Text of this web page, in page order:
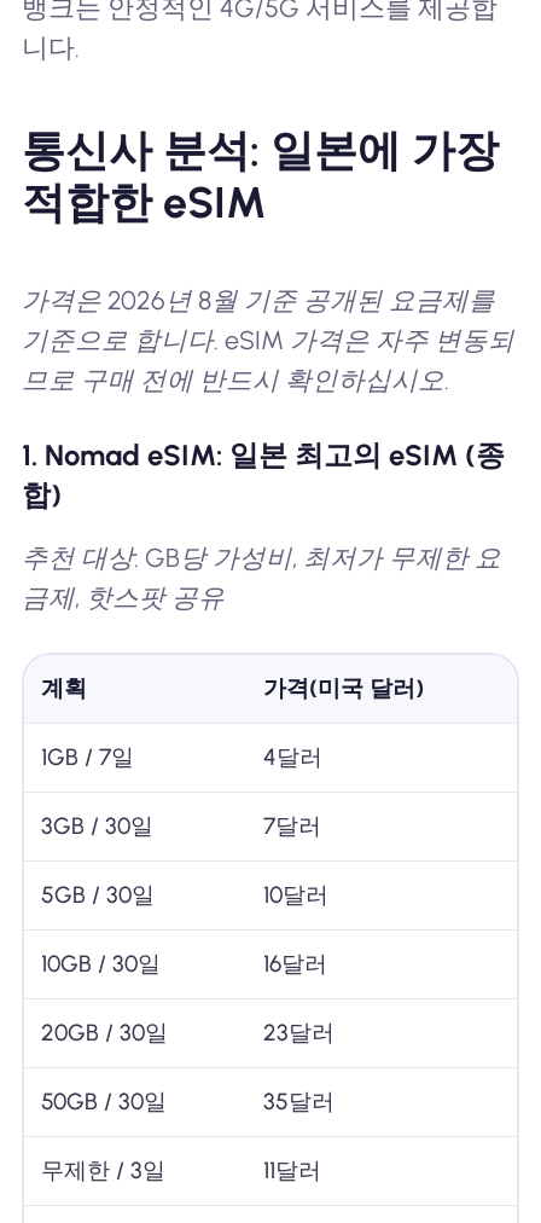
뱅크는 안정적인 4G/5G 서비스를 제공합
니다.
통신사 분석: 일본에 가장
적합한 eSIM
가격은 2026년 8월 기준 공개된 요금제를
기준으로 합니다. eSIM 가격은 자주 변동되
므로 구매 전에 반드시 확인하십시오.
1. Nomad eSIM: 일본 최고의 eSIM (종
합)
추천 대상: GB당 가성비, 최저가 무제한 요
금제, 핫스팟 공유
계획 가격(미국 달러)
1GB / 7일 4달러
3GB / 30일 7달러
5GB / 30일 10달러
10GB / 30일 16달러
20GB / 30일 23달러
50GB / 30일 35달러
무제한 / 3일 11달러